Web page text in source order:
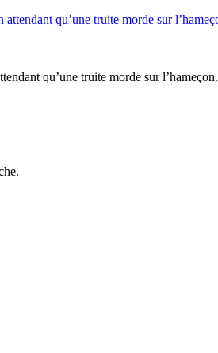
qu’une truite morde sur l’hameçon.